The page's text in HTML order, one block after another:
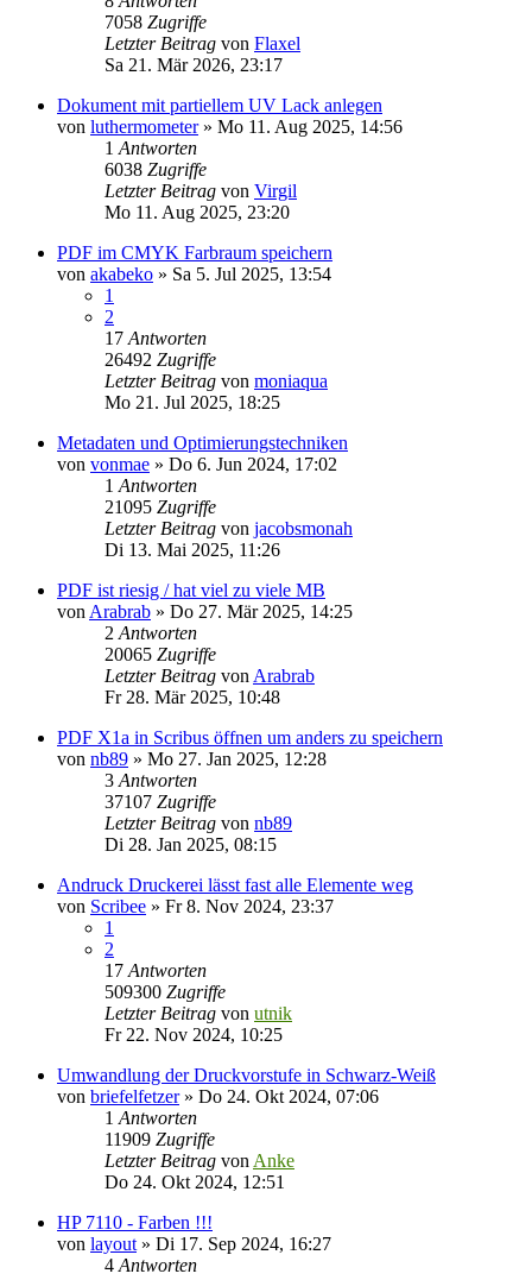
7058 Zugriffe
Letzter Beitrag von Flaxel
Sa 21. Mär 2026, 23:17
Dokument mit partiellem UV Lack anlegen
von luthermometer» Mo 11. Aug 2025, 14:56
1 Antworten
6038 Zugriffe
Letzter Beitrag von Virgil
Mo 11. Aug 2025, 23:20
PDF im CMYK Farbraum speichern
von akabeko » Sa 5. Jul 2025, 13:54
1
2
17 Antworten
26492 Zugriffe
Letzter Beitrag von moniaqua
Mo 21. Jul 2025, 18:25
Metadaten und Optimierungstechniken
von vonmae » Do 6. Jun 2024, 17:02
1 Antworten
21095 Zugriffe
Letzter Beitrag von jacobsmonah
Di 13. Mai 2025, 11:26
PDF ist riesig / hat viel zu viele MB
von Arabrab » Do 27. Mär 2025, 14:25
2 Antworten
20065 Zugriffe
Letzter Beitrag von Arabrab
Fr 28. Mär 2025, 10:48
PDF X1a in Scribus öffnen um anders zu speichern
von nb89 » Mo 27. Jan 2025, 12:28
3 Antworten
37107 Zugriffe
Letzter Beitrag von nb89
Di 28. Jan 2025, 08:15
Andruck Druckerei lässt fast alle Elemente weg
von Scribee » Fr 8. Nov 2024, 23:37
1
2
17 Antworten
509300 Zugriffe
Letzter Beitrag von utnik
Fr 22. Nov 2024, 10:25
Umwandlung der Druckvorstufe in Schwarz-Weiß
von briefelfetzer» Do 24. Okt 2024, 07:06
1 Antworten
11909 Zugriffe
Letzter Beitrag von Anke
Do 24. Okt 2024, 12:51
HP 7110 - Farben !!!
von layout » Di 17. Sep 2024, 16:27
4 Antworten